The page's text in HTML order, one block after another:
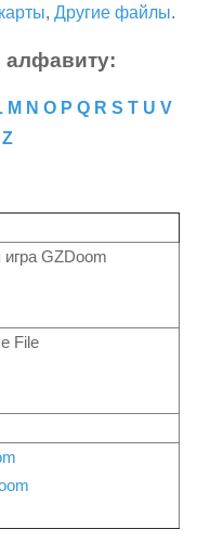
, Другие файлы.
алфавиту:
M N O P Q R S T U V
Z
GZDoom
File